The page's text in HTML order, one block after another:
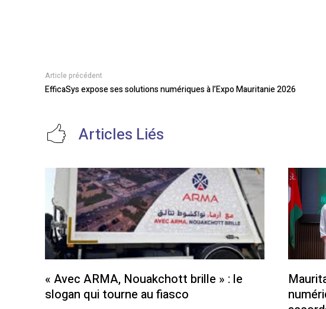
Article précédent
EfficaSys expose ses solutions numériques à l’Expo Mauritanie 2026
Articles Liés
« Avec ARMA, Nouakchott brille » : le
slogan qui tourne au fiasco